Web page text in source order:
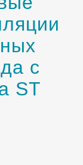
с
ST